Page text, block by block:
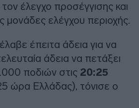
έλεγχο προσέγγισης και
μονάδες ελέγχου περιοχής.
έπειτα άδεια για να
άδεια να πετάξει
ποδιών στις 20:25
ώρα Ελλάδας), τόνισε ο